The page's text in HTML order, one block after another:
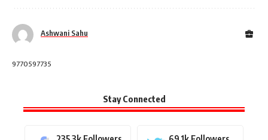
Ashwani Sahu
9770597735
Stay Connected